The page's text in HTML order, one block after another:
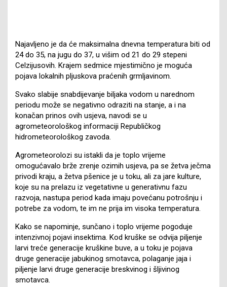
Najavljeno je da će maksimalna dnevna temperatura biti od
24 do 35, na jugu do 37, u višim od 21 do 29 stepeni
Celzijusovih. Krajem sedmice mjestimično je moguća
pojava lokalnih pljuskova praćenih grmljavinom.
Svako slabije snabdijevanje biljaka vodom u narednom
periodu može se negativno odraziti na stanje, a i na
konačan prinos ovih usjeva, navodi se u
agrometeorološkog informaciji Republičkog
hidrometeorološkog zavoda.
Agrometeorolozi su istakli da je toplo vrijeme
omogućavalo brže zrenje ozimih usjeva, pa se žetva ječma
privodi kraju, a žetva pšenice je u toku, ali za jare kulture,
koje su na prelazu iz vegetativne u generativnu fazu
razvoja, nastupa period kada imaju povećanu potrošnju i
potrebe za vodom, te im ne prija im visoka temperatura.
Kako se napominje, sunčano i toplo vrijeme pogoduje
intenzivnoj pojavi insektima. Kod kruške se odvija piljenje
larvi treće generacije kruškine buve, a u toku je pojava
druge generacije jabukinog smotavca, polaganje jaja i
piljenje larvi druge generacije breskvinog i šljivinog
smotavca.